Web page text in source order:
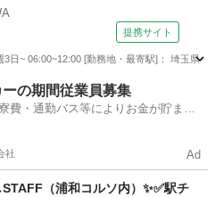
提携サイト
日~ 06:00~12:00 [勤務地・最寄駅]： 埼玉県
の期間従業員募集
費・通勤バス等によりお金が貯まり
社 Ad
（浦和コルソ内）✨✅駅チ